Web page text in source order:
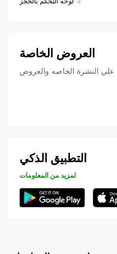
العروض الخاصة
علي النشرة الخاصه والعروض
التطبيق الذكي
لمزيد من المعلومات